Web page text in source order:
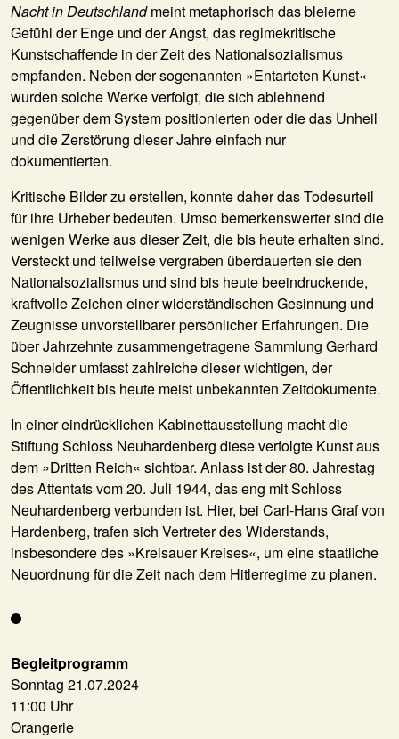
Begleitprogramm
Sonntag 21.07.2024
11:00 Uhr
Orangerie
Nacht in Deutschlandmeint metaphorisch das bleierne
Gefühl der Enge und der Angst, das regimekritische
Kunstschaffende in der Zeit des Nationalsozialismus
empfanden. Neben der sogenannten »Entarteten Kunst«
wurden solche Werke verfolgt, die sich ablehnend
gegenüber dem System positionierten oder die das Unheil
und die Zerstörung dieser Jahre einfach nur
dokumentierten.
Kritische Bilder zu erstellen, konnte daher das Todesurteil
für ihre Urheber bedeuten. Umso bemerkenswerter sind die
wenigen Werke aus dieser Zeit, die bis heute erhalten sind.
Versteckt und teilweise vergraben überdauerten sie den
Nationalsozialismus und sind bis heute beeindruckende,
kraftvolle Zeichen einer widerständischen Gesinnung und
Zeugnisse unvorstellbarer persönlicher Erfahrungen. Die
über Jahrzehnte zusammengetragene Sammlung Gerhard
Schneider umfasst zahlreiche dieser wichtigen, der
Öffentlichkeit bis heute meist unbekannten Zeitdokumente.
In einer eindrücklichen Kabinettausstellung macht die
Stiftung Schloss Neuhardenberg diese verfolgte Kunst aus
dem »Dritten Reich« sichtbar. Anlass ist der 80. Jahrestag
des Attentats vom 20. Juli 1944, das eng mit Schloss
Neuhardenberg verbunden ist. Hier, bei Carl-Hans Graf von
Hardenberg, trafen sich Vertreter des Widerstands,
insbesondere des »Kreisauer Kreises«, um eine staatliche
Neuordnung für die Zeit nach dem Hitlerregime zu planen.